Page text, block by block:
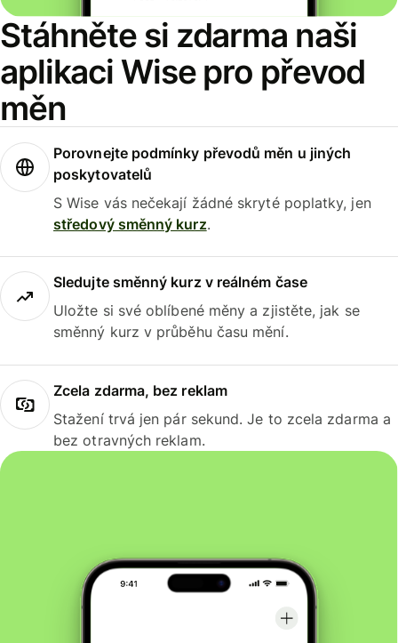
Stáhněte si zdarma naši
aplikaci Wise pro převod
měn
Porovnejte podmínky převodů měn u jiných
poskytovatelů
S Wise vás nečekají žádné skryté poplatky, jen
středový směnný kurz.
Sledujte směnný kurz v reálném čase
Uložte si své oblíbené měny a zjistěte, jak se
směnný kurz v průběhu času mění.
Zcela zdarma, bez reklam
Stažení trvá jen pár sekund. Je to zcela zdarma a
bez otravných reklam.